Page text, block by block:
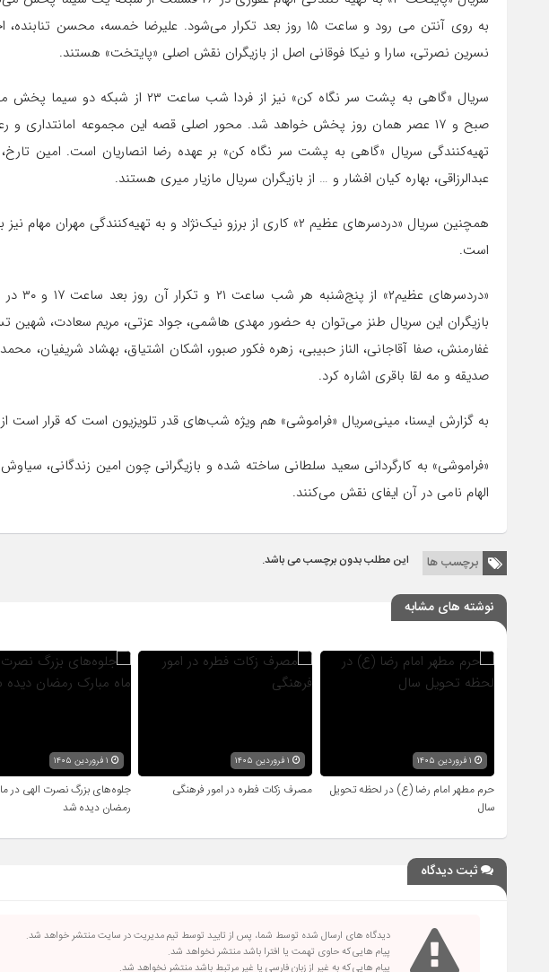
به روی آنتن می رود و ساعت ۱۵ روز بعد تکرار می‌شود. علیرضا خمسه، محسن
نسرین نصرتی، سارا و نیکا فوقانی اصل از بازیگران نقش اصلی «پایتخت» هستند.
صبح و ۱۷ عصر همان روز پخش خواهد شد. محور اصلی قصه این مجموعه
تهیه‌کنندگی سریال «گاهی به پشت سر نگاه کن» بر عهده رضا انصاریان است. امین
عبدالرزاقی، بهاره کیان افشار و … از بازیگران سریال مازیار میری هستند.
همچنین سریال «دردسرهای عظیم ۲» کاری از برزو نیک‌نژاد و به
است.
بازیگران این سریال طنز می‌توان به حضور مهدی هاشمی، جواد عزتی، مریم سعادت، شهین
غفارمنش، صفا آقاجانی، الناز حبیبی، زهره فکور صبور، اشکان اشتیاق، بهشاد شریفیان،
صدیقه و مه لقا باقری اشاره کرد.
به گزارش ایسنا، مینی‌سریال «فراموشی» هم ویژه شب‌های قدر تلویزیون است که قرار است از ۱۴ تیرماه از شبکه اول پخش شود.
«فراموشی» به کارگردانی سعید سلطانی ساخته شده و بازیگرانی چون امین زندگانی،
الهام نامی در آن ایفای نقش می‌کنند.
برچسب ها این مطلب بدون برچسب می باشد.
نوشته های مشابه
حرم مطهر امام رضا (ع) در لحظه تحویل
سال
۱ فروردین ۱۴۰۵
مصرف زکات فطره در امور فرهنگی
جلوه‌های بزرگ نصرت الهی در
رمضان دیده شد
ثبت دیدگاه
دیدگاه های ارسال شده توسط شما، پس از تایید توسط تیم مدیریت در سایت منتشر خواهد شد.
پیام هایی که حاوی تهمت یا افترا باشد منتشر نخواهد شد.
پیام هایی که به غیر از زبان فارسی یا غیر مرتبط باشد منتشر نخواهد شد.